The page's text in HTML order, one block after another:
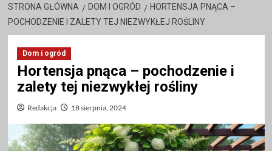
STRONA GŁÓWNA DOM I OGRÓD
HORTENSJA PNĄCA –
POCHODZENIE I ZALETY TEJ NIEZWYKŁEJ ROŚLINY
Dom i ogród
Hortensja pnąca – pochodzenie i
zalety tej niezwykłej rośliny
Redakcja 18 sierpnia, 2024